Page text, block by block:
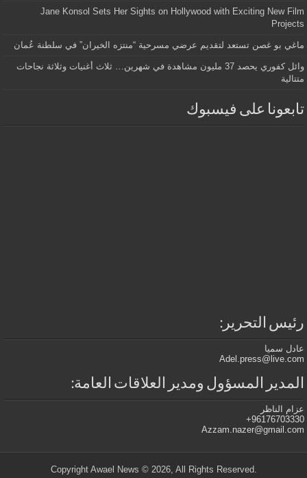
Jane Konsol Sets Her Sights on Hollywood with Exciting New Film
Projects
ماغي بو غصن تستعد لتقديم عرضي مسرحية “منتزه الخيران” في سلطنة عُمان
وائل كفوري يحصد 37 مليون مشاهدة في شهرين… ثلاث أغنيات وثلاثة نجاحات
متتالية
تابعونا على فيسبوك
رئيس التحرير:
عادل سميا
Adel.press@live.com
المدير المسؤول ومدير العلاقات العامة:
عزام الناظر
96176703330+
Azzam.nazer@gmail.com
.Copyright Awael News © 2026, All Rights Reserved